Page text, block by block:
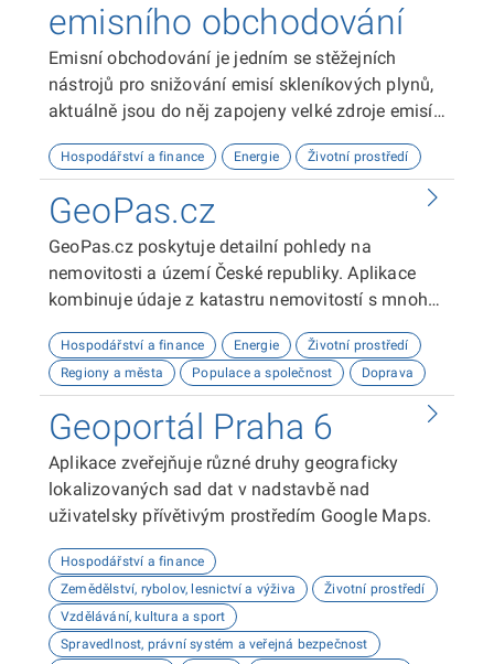
emisního obchodování
Emisní obchodování je jedním se stěžejních
nástrojů pro snižování emisí skleníkových plynů,
aktuálně jsou do něj zapojeny velké zdroje emisí,
v rámci směřování ke klimatické neutralitě EU do
Evropu (EGD) je součástí legislativního balíčku
Fit for 55.
Hospodářství a finance Energie Životní prostředí
GeoPas.cz
GeoPas.cz poskytuje detailní pohledy na
nemovitosti a území České republiky. Aplikace
kombinuje údaje z katastru nemovitostí s mnoha
prostředí, občanská vybavenost, sítě, územní
plány a spoustu dalších. Slouží zejména
realitním oboru.
Hospodářství a finance Energie
Životní prostředí
Regiony a města
Populace a společnost Doprava
Geoportál Praha 6
Aplikace zveřejňuje různé druhy geograficky
lokalizovaných sad dat v nadstavbě nad
uživatelsky přívětivým prostředím Google Maps.
Hospodářství a finance
Zemědělství, rybolov, lesnictví a výživa
Životní prostředí
Vzdělávání, kultura a sport
Spravedlnost, právní systém a veřejná bezpečnost